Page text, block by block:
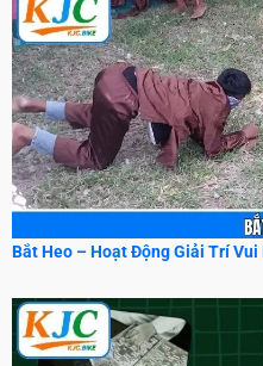
Bắt Heo – Hoạt Động Giải Trí